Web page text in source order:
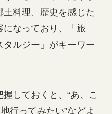
料理、歴史を感じた
なっており、「旅
ルジー」がキーワー
しておくと、“あ、こ
行ってみたい”などよ